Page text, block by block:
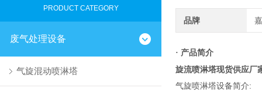
PRODUCT CATEGORY
废气处理设备
气旋混动喷淋塔
品牌
· 产品简介
旋流喷淋塔现货供应厂
气旋喷淋塔设备简介: